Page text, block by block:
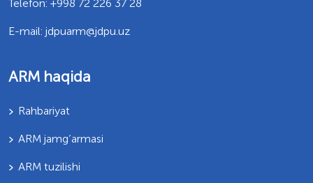
Telefon: +998 72 226 37 28
E-mail: jdpuarm@jdpu.uz
ARM haqida
Rahbariyat
ARM jamg’armasi
ARM tuzilishi